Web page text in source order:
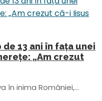
13 ani în fața unei
„Am crezut
inima României,...